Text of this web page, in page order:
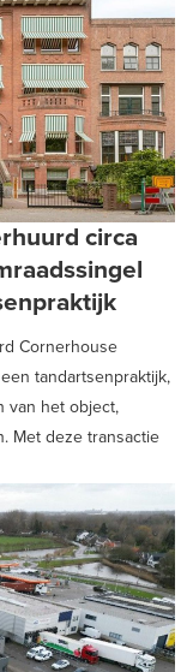
circa
Cornerhouse
tandartsenpraktijk,
van het object,
Met deze transactie